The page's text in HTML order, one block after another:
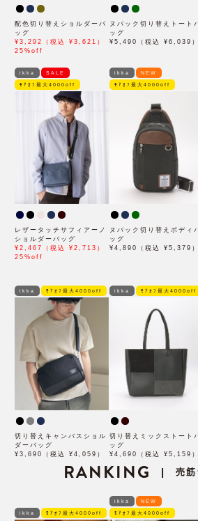
配色切り替えショルダーバ
ッグ
¥3,292（税込 ¥3,621）
25%off
ヌバック切り替えトート
ッグ
¥5,490（税込 ¥6,039）
ikka SALE
ﾓｱｵﾌ最大4000off
レザータッチサフィアーノ
ショルダーバッグ
¥2,467（税込 ¥2,713）
25%off
ikka NEW
ﾓｱｵﾌ最大4000off
ヌバック切り替えボディ
ッグ
¥4,890（税込 ¥5,379）
ikka ﾓｱｵﾌ最大4000off
切り替えキャンバスショル
ダーバッグ
¥3,690（税込 ¥4,059）
ikka ﾓｱｵﾌ最大4000off
切り替えミックストート
ッグ
¥4,690（税込 ¥5,159）
RANKING | 売
ikka ﾓｱｵﾌ最大4000off
ikka NEW
ﾓｱｵﾌ最大4000off